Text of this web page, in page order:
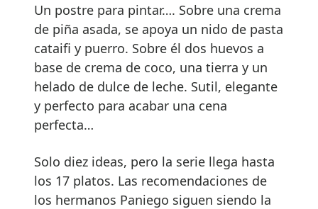
Un postre para pintar…. Sobre una crema
de piña asada, se apoya un nido de pasta
cataifi y puerro. Sobre él dos huevos a
base de crema de coco, una tierra y un
helado de dulce de leche. Sutil, elegante
y perfecto para acabar una cena
perfecta…
Solo diez ideas, pero la serie llega hasta
los 17 platos. Las recomendaciones de
los hermanos Paniego siguen siendo la